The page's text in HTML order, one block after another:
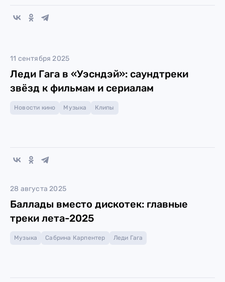
11 сентября 2025
Леди Гага в «Уэсндэй»: саундтреки
звёзд к фильмам и сериалам
Новости кино Музыка Клипы
28 августа 2025
Баллады вместо дискотек: главные
треки лета-2025
Музыка Сабрина Карпентер Леди Гага